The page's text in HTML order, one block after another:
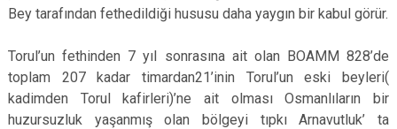
Bey tarafından fethedildiği hususu daha yaygın bir kabul görür.
Torul’un fethinden 7 yıl sonrasına ait olan BOAMM 828’de
toplam 207 kadar timardan21’inin Torul’un eski beyleri(
kadimden Torul kafirleri)’ne ait olması Osmanlıların bir
huzursuzluk yaşanmış olan bölgeyi tıpkı Arnavutluk’ ta